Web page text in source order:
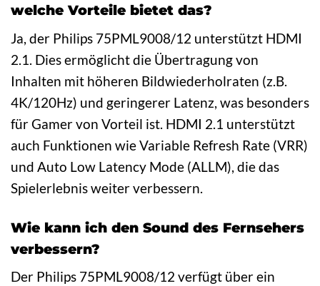
welche Vorteile bietet das?
Ja, der Philips 75PML9008/12 unterstützt HDMI
2.1. Dies ermöglicht die Übertragung von
Inhalten mit höheren Bildwiederholraten (z.B.
4K/120Hz) und geringerer Latenz, was besonders
für Gamer von Vorteil ist. HDMI 2.1 unterstützt
auch Funktionen wie Variable Refresh Rate (VRR)
und Auto Low Latency Mode (ALLM), die das
Spielerlebnis weiter verbessern.
Wie kann ich den Sound des Fernsehers
verbessern?
Der Philips 75PML9008/12 verfügt über ein